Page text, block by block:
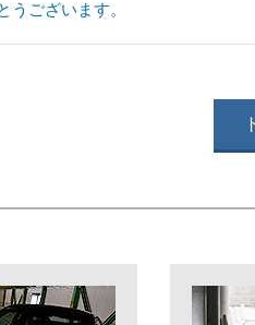
ございます。